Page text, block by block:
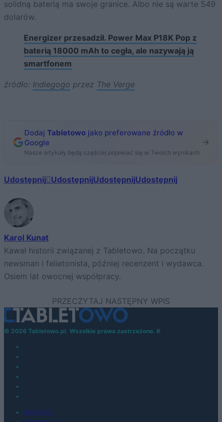
solidną baterią ma swoje granice. Albo nie są warte 549
dolarów.
Energizer przesadził. Power Max P18K Pop z
baterią 18000 mAh to cegła, ale nazywają ją
smartfonem
źródło: Indiegogo przez The Verge
Dodaj Tabletowo jako preferowane źródło w
Google
Nasze artykuły będą częściej pojawiać się w Twoich wynikach
Udostępnij UdostępnijUdostępnijUdostępnij
Karol Kunat
Kawał historii związanej z Tabletowo. Na początku
newsman i felietonista, później recenzent i wydawca.
Osiem lat owocnej współpracy.
© 2026 Tabletowo.pl. Wszelkie prawa zastrzeżone. K
KONTAKT